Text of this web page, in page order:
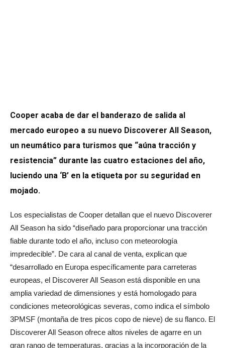
Cooper acaba de dar el banderazo de salida al
mercado europeo a su nuevo Discoverer All Season,
un neumático para turismos que “aúna tracción y
resistencia” durante las cuatro estaciones del año,
luciendo una ‘B’ en la etiqueta por su seguridad en
mojado.
Los especialistas de Cooper detallan que el nuevo Discoverer
All Season ha sido “diseñado para proporcionar una tracción
fiable durante todo el año, incluso con meteorología
impredecible”. De cara al canal de venta, explican que
“desarrollado en Europa específicamente para carreteras
europeas, el Discoverer All Season está disponible en una
amplia variedad de dimensiones y está homologado para
condiciones meteorológicas severas, como indica el símbolo
3PMSF (montaña de tres picos copo de nieve) de su flanco. El
Discoverer All Season ofrece altos niveles de agarre en un
gran rango de temperaturas, gracias a la incorporación de la